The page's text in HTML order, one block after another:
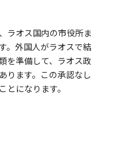
ラオス国内の市役所ま
。外国人がラオスで結
を準備して、ラオス政
ります。この承認なし
になります。